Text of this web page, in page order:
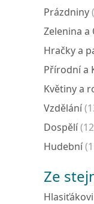
Prázdniny
Zelenina a
Hračky a
Přírodní a
Květiny a
Vzdělání
Dospělí
Hudební
Ze
Hlasiťákovi